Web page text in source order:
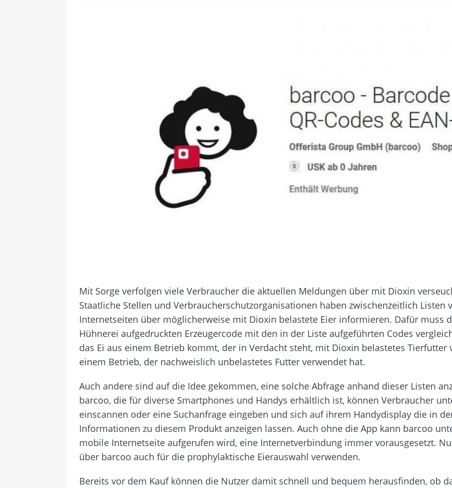
Mit Sorge verfolgen viele Verbraucher die aktuellen Meldungen über mit Dioxin
Staatliche Stellen und Verbraucherschutzorganisationen haben zwischenzeitlich
Internetseiten über möglicherweise mit Dioxin belastete Eier informieren. Dafür muss
Hühnerei aufgedruckten Erzeugercode mit den in der Liste aufgeführten Codes
das Ei aus einem Betrieb kommt, der in Verdacht steht, mit Dioxin belastetes Tierfutter
einem Betrieb, der nachweislich unbelastetes Futter verwendet hat.
Auch andere sind auf die Idee gekommen, eine solche Abfrage anhand dieser Listen
barcoo, die für diverse Smartphones und Handys erhältlich ist, können Verbraucher
einscannen oder eine Suchanfrage eingeben und sich auf ihrem Handydisplay die in
Informationen zu diesem Produkt anzeigen lassen. Auch ohne die App kann barcoo
mobile Internetseite aufgerufen wird, eine Internetverbindung immer vorausgesetzt.
über barcoo auch für die prophylaktische Eierauswahl verwenden.
Bereits vor dem Kauf können die Nutzer damit schnell und bequem herausfinden, ob